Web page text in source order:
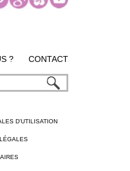
? CONTACT
D'UTILISATION